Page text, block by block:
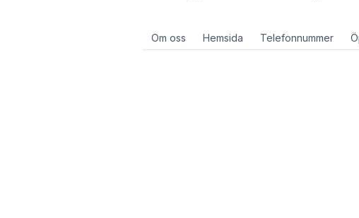
Om oss Hemsida Telefonnummer